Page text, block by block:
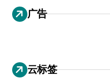
广告
云标签